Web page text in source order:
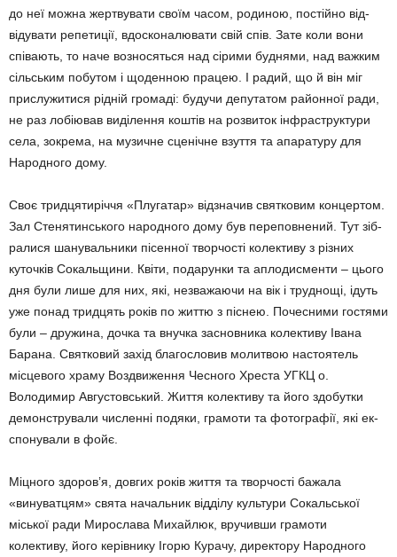
до неї можна жер­твувати своїм часом, родиною, постійно від­
відувати репетиції, вдосконалювати свій спів. Зате коли вони
співають, то наче воз­носяться над сірими буднями, над важким
сільським побутом і щоденною працею. І радий, що й він міг
прислужитися рідній громаді: будучи депутатом районної ради,
не раз лобіював виділення коштів на розви­ток інфраструктури
села, зокрема, на музич­не сценічне взуття та апаратуру для
Народ­ного дому.
Своє тридцятиріччя «Плугатар» відзначив святковим концертом.
Зал Стенятинського народного дому був переповнений. Тут зіб­
ралися шанувальники пісенної творчості колективу з різних
куточків Сокальщини. Квіти, подарунки та аплодисменти – цього
дня були лише для них, які, незважаючи на вік і труднощі, ідуть
уже понад тридцять років по життю з піснею. Почесними гостями
були – дружина, дочка та внучка засновника колективу Івана
Барана. Святковий захід благословив молитвою настоятель
місцево­го храму Воздвиження Чесного Хреста УГКЦ о.
Володимир Августовський. Життя колек­тиву та його здобутки
демонстрували чис­ленні подяки, грамоти та фотографії, які ек­
спонували в фойє.
Міцного здоров’я, довгих років життя та творчості бажала
«винуватцям» свята на­чальник відділу культури Сокальської
міської ради Мирослава Михайлюк, вручивши гра­моти
колективу, його керівнику Ігорю Курачу, директору Народного